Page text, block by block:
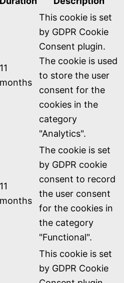
11
months
This cookie is set
by GDPR Cookie
Consent plugin.
The cookie is used
to store the user
consent for the
cookies in the
category
"Analytics".
11
months
The cookie is set
by GDPR cookie
consent to record
the user consent
for the cookies in
the category
"Functional".
This cookie is set
by GDPR Cookie